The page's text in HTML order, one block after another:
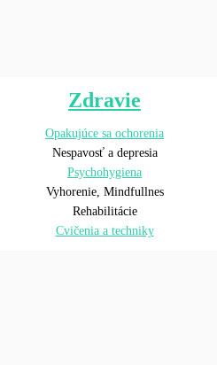
Zdravie
Opakujúce sa ochorenia
Nespavosť a depresia
Psychohygiena
Vyhorenie, Mindfullnes
Rehabilitácie
Cvičenia a techniky